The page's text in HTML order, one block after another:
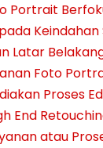
Portrait
Keindahan
Latar
Foto
Proses
End
atau